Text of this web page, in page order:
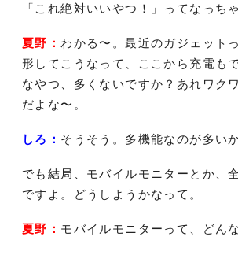
「これ絶対いいやつ！」ってなっち
夏野： わかる〜。最近のガジェット
形してこうなって、ここから充電も
なやつ、多くないですか？あれワク
だよな〜。
しろ： そうそう。多機能なのが多い
でも結局、モバイルモニターとか、
ですよ。どうしようかなって。
夏野： モバイルモニターって、どん